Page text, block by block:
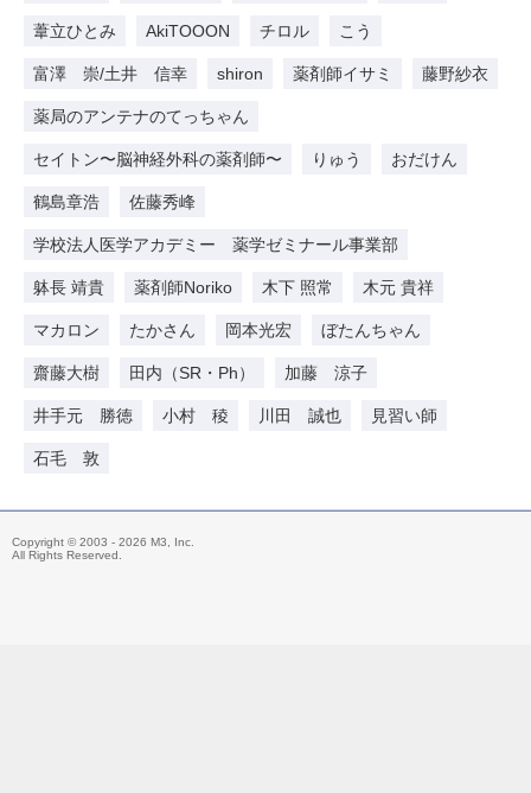
葦立ひとみ AkiTOOON チロル こう
富澤 崇/土井 信幸 shiron 薬剤師イサミ 藤野紗衣
薬局のアンテナのてっちゃん
セイトン〜脳神経外科の薬剤師〜 りゅう おだけん
鶴島章浩 佐藤秀峰
学校法人医学アカデミー 薬学ゼミナール事業部
躰長 靖貴 薬剤師Noriko 木下 照常 木元 貴祥
マカロン たかさん 岡本光宏 ぼたんちゃん
齋藤大樹 田内（SR・Ph） 加藤 涼子
井手元 勝徳 小村 稜 川田 誠也 見習い師
石毛 敦
Copyright © 2003 - 2026 M3, Inc.
All Rights Reserved.